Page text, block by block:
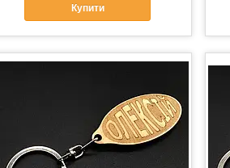
Купити